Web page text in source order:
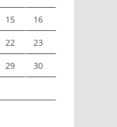
15 16
22 23
29 30